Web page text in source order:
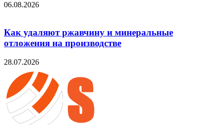
06.08.2026
Как удаляют ржавчину и минеральные
отложения на производстве
28.07.2026